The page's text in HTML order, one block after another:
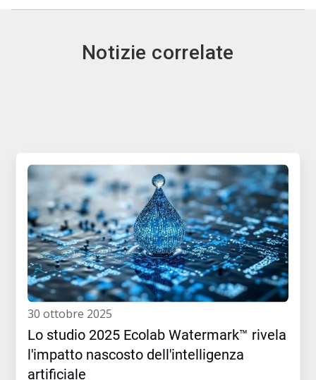
Notizie correlate
30 ottobre 2025
Lo studio 2025 Ecolab Watermark™ rivela
l'impatto nascosto dell'intelligenza
artificiale